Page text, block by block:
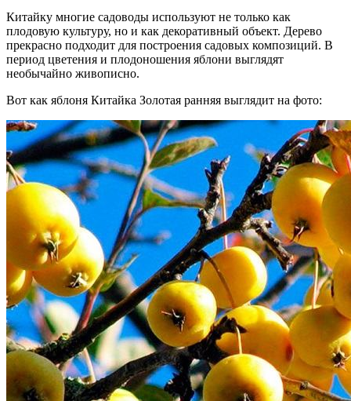
Китайку многие садоводы используют не только как
плодовую культуру, но и как декоративный объект. Дерево
прекрасно подходит для построения садовых композиций. В
период цветения и плодоношения яблони выглядят
необычайно живописно.
Вот как яблоня Китайка Золотая ранняя выглядит на фото: